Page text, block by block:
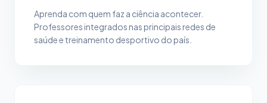
Aprenda com quem faz a ciência acontecer.
Professores integrados nas principais redes de
saúde e treinamento desportivo do país.